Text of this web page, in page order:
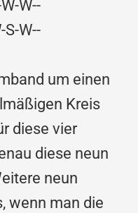
W--
S-W--
um einen
Kreis
diese vier
diese neun
neun
wenn man die